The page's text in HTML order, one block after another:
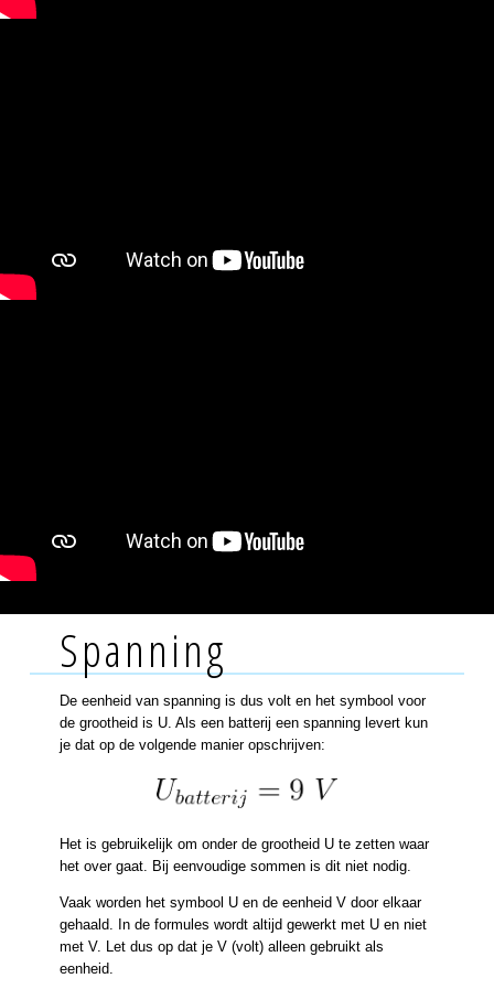
Spanning
De eenheid van spanning is dus volt en het symbool voor
de grootheid is U. Als een batterij een spanning levert kun
je dat op de volgende manier opschrijven:
Het is gebruikelijk om onder de grootheid U te zetten waar
het over gaat. Bij eenvoudige sommen is dit niet nodig.
Vaak worden het symbool U en de eenheid V door elkaar
gehaald. In de formules wordt altijd gewerkt met U en niet
met V. Let dus op dat je V (volt) alleen gebruikt als
eenheid.